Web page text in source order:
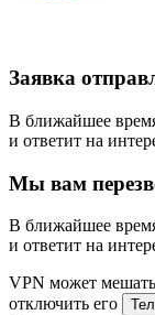
Заявка
В ближайшее
и ответит на
Мы вам
В ближайшее
и ответит на
VPN может
отключить его